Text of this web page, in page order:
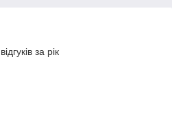
за рік